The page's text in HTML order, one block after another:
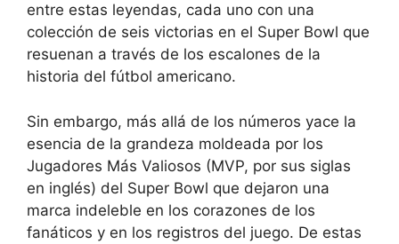
entre estas leyendas, cada uno con una
colección de seis victorias en el Super Bowl que
resuenan a través de los escalones de la
historia del fútbol americano.
Sin embargo, más allá de los números yace la
esencia de la grandeza moldeada por los
Jugadores Más Valiosos (MVP, por sus siglas
en inglés) del Super Bowl que dejaron una
marca indeleble en los corazones de los
fanáticos y en los registros del juego. De estas